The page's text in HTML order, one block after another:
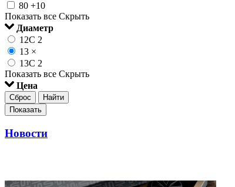
80 +10
Показать все Скрыть
Диаметр
12C 2
13 ×
13C 2
Показать все Скрыть
Цена
Сброс
Найти
Показать
Новости